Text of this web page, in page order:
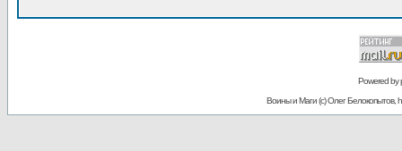
Powered by
Воины и Маги (c) Олег Белокопытов,